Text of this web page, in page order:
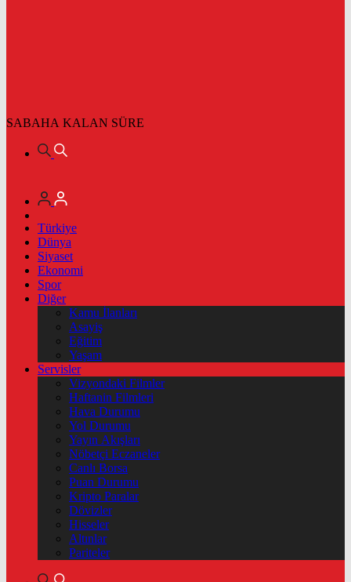
SABAHA KALAN SÜRE
Türkiye
Dünya
Siyaset
Ekonomi
Spor
Diğer
Kamu İlanları
Asayiş
Eğitim
Yaşam
Servisler
Vizyondaki Filmler
Haftanin Filmleri
Hava Durumu
Yol Durumu
Yayın Akışları
Nöbetçi Eczaneler
Canlı Borsa
Puan Durumu
Kripto Paralar
Dövizler
Hisseler
Altınlar
Pariteler